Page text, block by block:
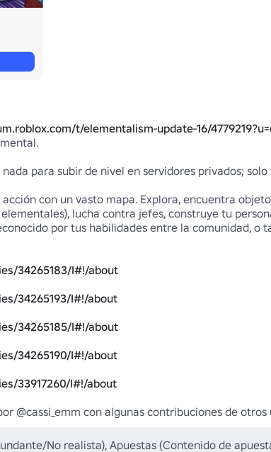
t/elementalism-update-16/
nada para subir de nivel en servidores privados;
con un vasto mapa. Explora, encuentra
lucha contra jefes, construye tu
por tus habilidades entre la comunidad, o
34265183/I#!/about
34265193/I#!/about
34265185/I#!/about
34265190/I#!/about
33917260/I#!/about
@cassi_emm con algunas contribuciones de otros
No realista), Apuestas (Contenido de